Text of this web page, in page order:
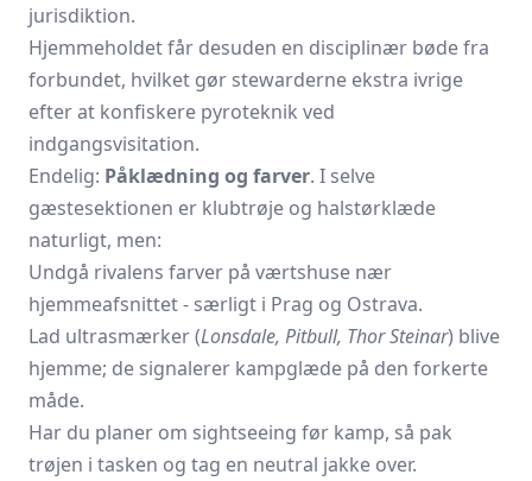
jurisdiktion.
Hjemmeholdet får desuden en disciplinær bøde fra
forbundet, hvilket gør stewarderne ekstra ivrige
efter at konfiskere pyroteknik ved
indgangsvisitation.
Endelig: Påklædning og farver. I selve
gæstesektionen er klubtrøje og halstørklæde
naturligt, men:
Undgå rivalens farver på værtshuse nær
hjemmeafsnittet - særligt i Prag og Ostrava.
Lad ultras­mærker (Lonsdale, Pitbull, Thor Steinar) blive
hjemme; de signalerer kampglæde på den forkerte
måde.
Har du planer om sightseeing før kamp, så pak
trøjen i tasken og tag en neutral jakke over.